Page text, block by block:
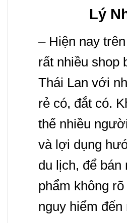
Lý
– Hiện nay
rất nhiều shop
Thái Lan với
rẻ có, đắt có.
thế nhiều
và lợi dụng
du lịch, để bán
phẩm không
nguy hiểm